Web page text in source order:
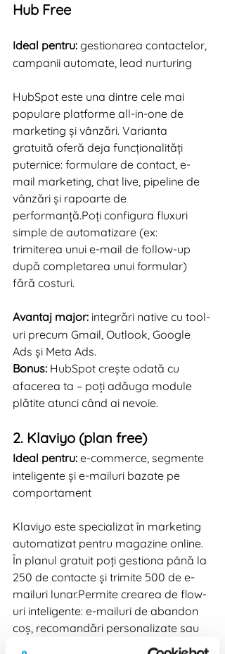
Hub Free
Ideal pentru: gestionarea contactelor,
campanii automate, lead nurturing
HubSpot este una dintre cele mai
populare platforme all-in-one de
marketing și vânzări. Varianta
gratuită oferă deja funcționalități
puternice: formulare de contact, e-
mail marketing, chat live, pipeline de
vânzări și rapoarte de
performanță.Poți configura fluxuri
simple de automatizare (ex:
trimiterea unui e-mail de follow-up
după completarea unui formular)
fără costuri.
Avantaj major: integrări native cu tool-
uri precum Gmail, Outlook, Google
Ads și Meta Ads.
Bonus: HubSpot crește odată cu
afacerea ta – poți adăuga module
plătite atunci când ai nevoie.
2. Klaviyo (plan free)
Ideal pentru: e-commerce, segmente
inteligente și e-mailuri bazate pe
comportament
Klaviyo este specializat în marketing
automatizat pentru magazine online.
În planul gratuit poți gestiona până la
250 de contacte și trimite 500 de e-
mailuri lunar.Permite crearea de flow-
uri inteligente: e-mailuri de abandon
coș, recomandări personalizate sau